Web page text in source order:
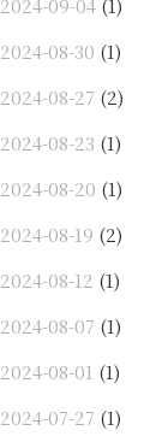
2024-09-04 (1)
2024-08-30 (1)
2024-08-27 (2)
2024-08-23 (1)
2024-08-20 (1)
2024-08-19 (2)
2024-08-12 (1)
2024-08-07 (1)
2024-08-01 (1)
2024-07-27 (1)